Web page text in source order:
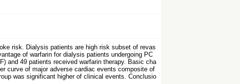
risk. Dialysis patients are high risk subset of revas
of warfarin for dialysis patients undergoing PC
and 49 patients received warfarin therapy. Basic cha
curve of major adverse cardiac events composite of
was significant higher of clinical events. Conclusio